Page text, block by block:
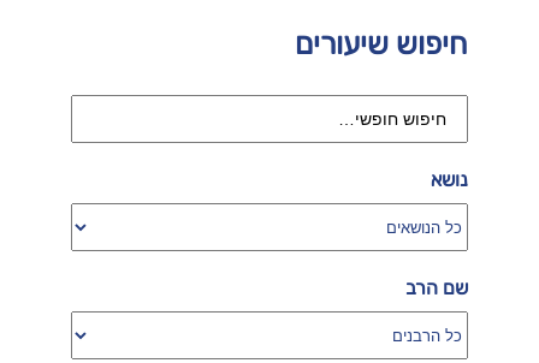
חיפוש שיעורים
נושא
שם הרב